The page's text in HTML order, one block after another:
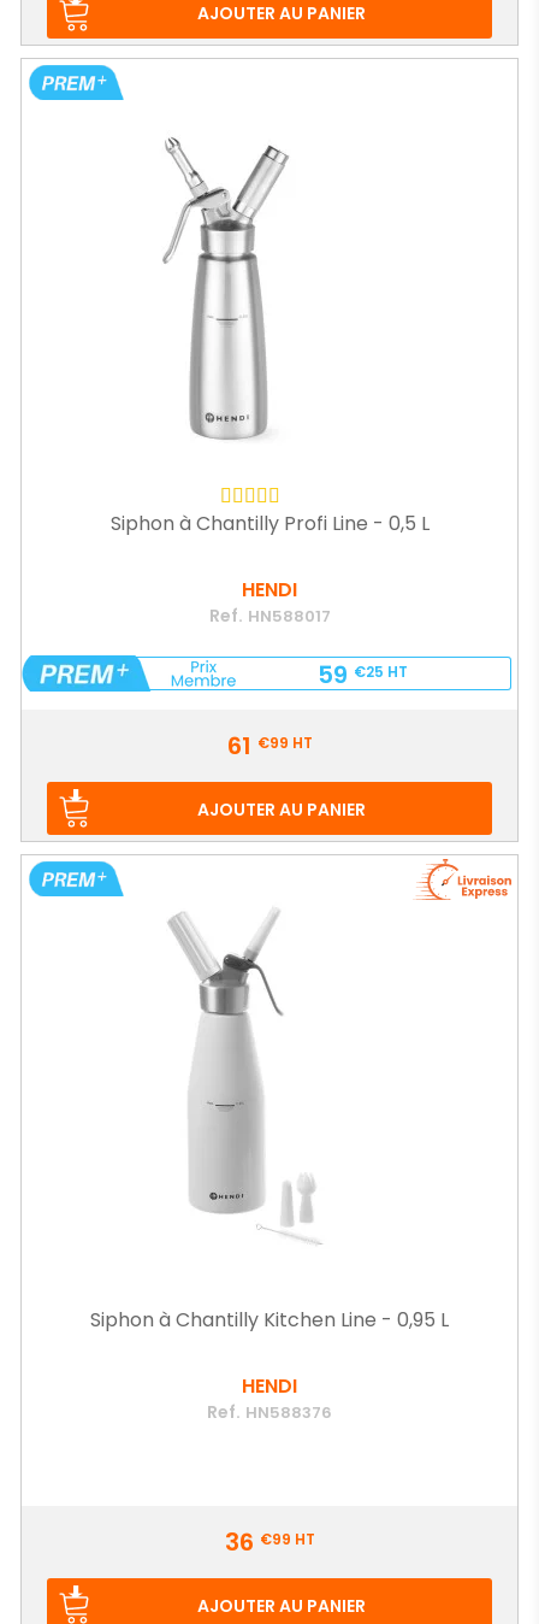
AJOUTER AU PANIER
Siphon à Chantilly Profi Line - 0,5 L
HENDI
Ref. HN588017
59 €25 HT
61 €99 HT
AJOUTER AU PANIER
Siphon à Chantilly Kitchen Line - 0,95 L
HENDI
Ref. HN588376
36 €99 HT
AJOUTER AU PANIER